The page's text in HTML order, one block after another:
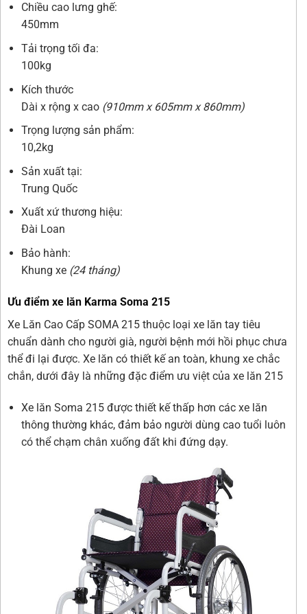
Chiều cao lưng ghế:
450mm
Tải trọng tối đa:
100kg
Kích thước
Dài x rộng x cao (910mm x 605mm x 860mm)
Trọng lượng sản phẩm:
10,2kg
Sản xuất tại:
Trung Quốc
Xuất xứ thương hiệu:
Đài Loan
Bảo hành:
Khung xe (24 tháng)
Ưu điểm xe lăn Karma Soma 215
Xe Lăn Cao Cấp SOMA 215 thuộc loại xe lăn tay tiêu
chuẩn dành cho người già, người bệnh mới hồi phục chưa
thể đi lại được. Xe lăn có thiết kế an toàn, khung xe chắc
chắn, dưới đây là những đặc điểm ưu việt của xe lăn 215
Xe lăn Soma 215 được thiết kế thấp hơn các xe lăn
thông thường khác, đảm bảo người dùng cao tuổi luôn
có thể chạm chân xuống đất khi đứng dạy.